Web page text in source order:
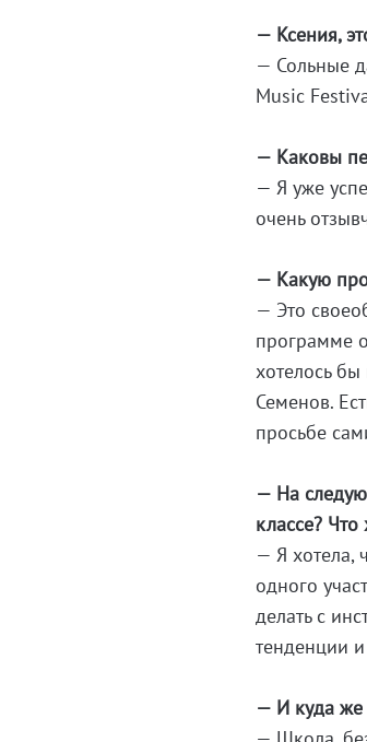
— Ксения,
— Сольные
Music
— Каковы
— Я уже
очень
— Какую
— Это
программе
хотелось
Семенов.
просьбе
— На
классе? Что
— Я хотела,
одного
делать с
тенденции
— И куда же